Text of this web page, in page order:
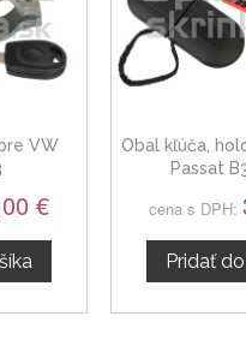
VW
€
Obal kľúča,
Passat
cena s DPH:
Pridať